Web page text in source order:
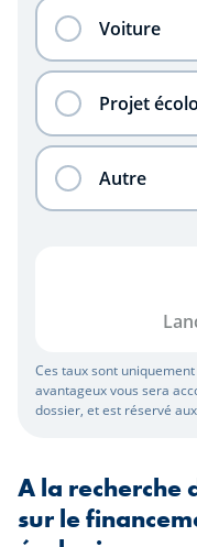
Voiture
Projet
Autre
Ces taux sont
avantageux vous sera
dossier, et est réservé
A la
sur le